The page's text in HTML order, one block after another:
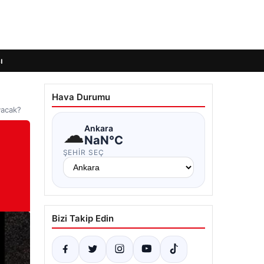
Hava Durumu
☁Ankara
NaN°C
ŞEHIR SEÇ
Bizi Takip Edin